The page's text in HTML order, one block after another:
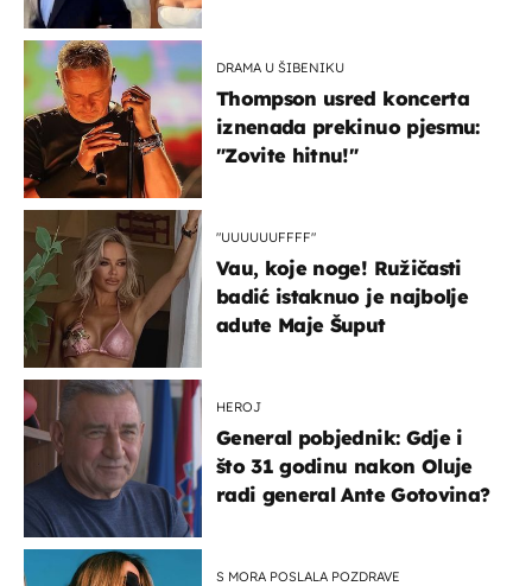
DRAMA U ŠIBENIKU
Thompson usred koncerta
iznenada prekinuo pjesmu:
"Zovite hitnu!"
"UUUUUUFFFF"
Vau, koje noge! Ružičasti
badić istaknuo je najbolje
adute Maje Šuput
HEROJ
General pobjednik: Gdje i
što 31 godinu nakon Oluje
radi general Ante Gotovina?
S MORA POSLALA POZDRAVE